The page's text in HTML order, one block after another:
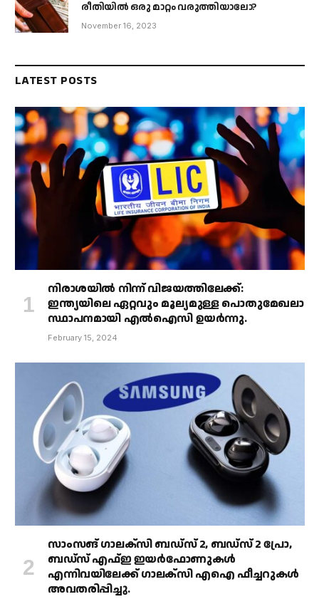
രീതിയിൽ ഒരു മാറ്റം വരുത്തിയാലോ?
November 16, 2023
LATEST POSTS
നിരാശയിൽ നിന്ന് വിജയത്തിലേക്ക്:
ഇന്ത്യയിലെ ഏറ്റവും മൂല്യമുള്ള പൊതുമേഖലാ
സ്ഥാപനമായി എൽഐസി ഉയർന്നു.
February 15, 2024
സാംസങ് ഗാലക്‌സി ബഡ്‌സ് 2, ബഡ്‌സ് 2 പ്രോ,
ബഡ്‌സ് എഫ്ഇ ഇയർഫോണുകൾ
എന്നിവയിലേക്ക് ഗാലക്‌സി എഐ ഫീച്ചറുകൾ
അവതരിപ്പിച്ചു.